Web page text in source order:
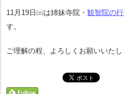
11月19日㈯は姉妹寺院・ 観智院の
す。
ご理解の程、よろしくお願いいたし